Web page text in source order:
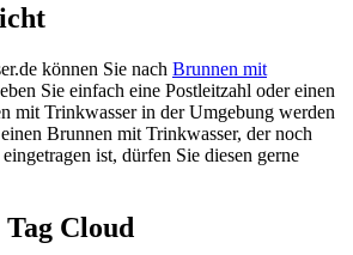
können Sie nach Brunnen mit
Sie einfach eine Postleitzahl oder einen
mit Trinkwasser in der Umgebung werden
Brunnen mit Trinkwasser, der noch
ist, dürfen Sie diesen gerne
Cloud